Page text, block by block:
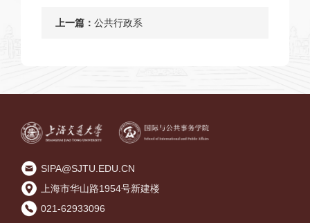
上一篇： 公共行政系
SIPA@SJTU.EDU.CN
上海市华山路1954号新建楼
021-62933096